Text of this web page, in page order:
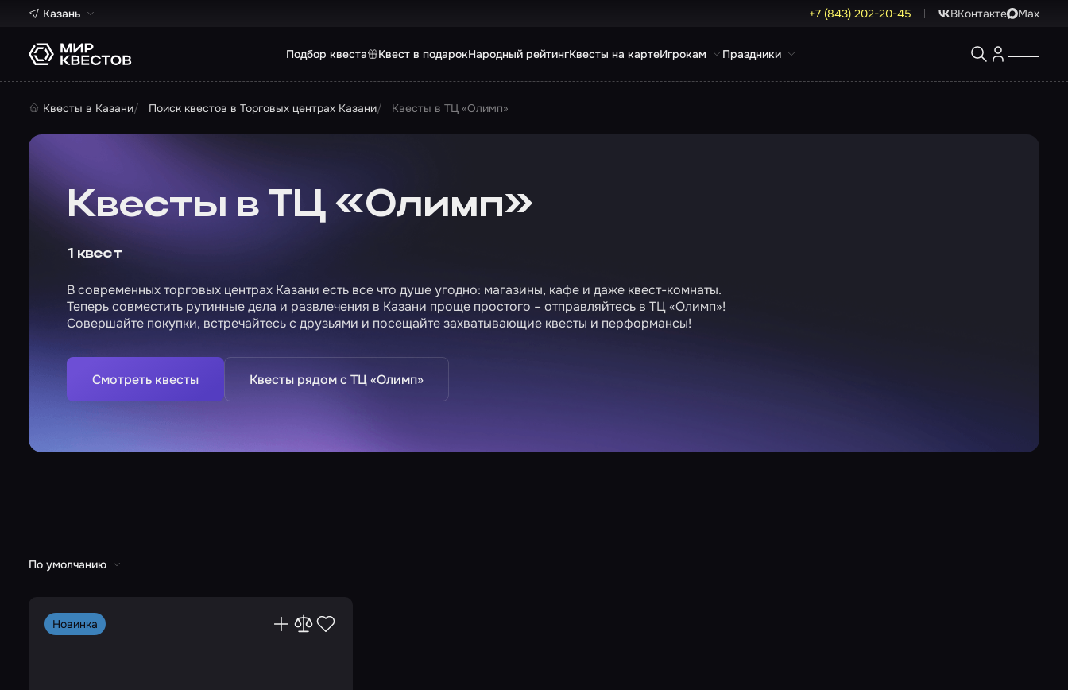
Казань +7 (843) 202-20-45 ВКонтакте Max
Подбор квеста Квест в подарокНародный рейтингКвесты на картеИгрокам Праздники
Квесты в Казани Поиск квестов в Торговых центрах Казани Квесты в ТЦ «Олимп»
Квесты в ТЦ «Олимп»
1 квест
В современных торговых центрах Казани есть все что душе угодно: магазины, кафе и даже квест-комнаты.
Теперь совместить рутинные дела и развлечения в Казани проще простого – отправляйтесь в ТЦ «Олимп»!
Совершайте покупки, встречайтесь с друзьями и посещайте захватывающие квесты и перформансы!
Смотреть квесты Квесты рядом с ТЦ «Олимп»
По умолчанию
Новинка